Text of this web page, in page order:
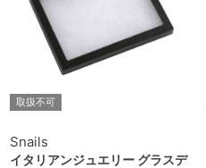
取扱不可
Snails
イタリアンジュエリー グラスデ